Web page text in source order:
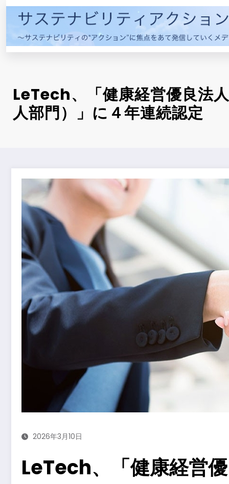
コ
ン
LeTech、「健康経営優良法
人部門）」に４年連続認定
2026年3月10日
LeTech、「健康経営